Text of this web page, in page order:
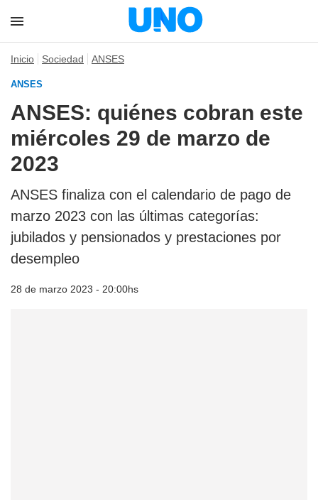
Inicio Sociedad ANSES
ANSES
ANSES: quiénes cobran este
miércoles 29 de marzo de
2023
ANSES finaliza con el calendario de pago de
marzo 2023 con las últimas categorías:
jubilados y pensionados y prestaciones por
desempleo
28 de marzo 2023 - 20:00hs